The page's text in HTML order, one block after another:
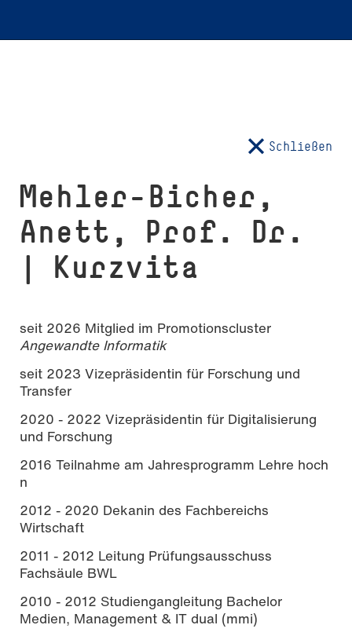
Schließen
Mehler-Bicher,
Anett, Prof. Dr.
| Kurzvita
seit 2026 Mitglied im Promotionscluster
Angewandte Informatik
seit 2023 Vizepräsidentin für Forschung und
Transfer
2020 - 2022 Vizepräsidentin für Digitalisierung
und Forschung
2016 Teilnahme am Jahresprogramm Lehre hoch
n
2012 - 2020 Dekanin des Fachbereichs
Wirtschaft
2011 - 2012 Leitung Prüfungsausschuss
Fachsäule BWL
2010 - 2012 Studiengangleitung Bachelor
Medien, Management & IT dual (mmi)